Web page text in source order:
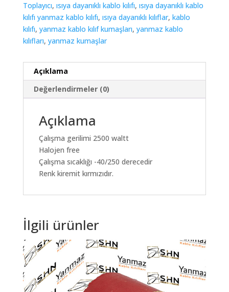
Toplayıcı, ısıya dayanıklı kablo kılıfı, ısıya dayanıklı kablo
kılıfı yanmaz kablo kılıfı, ısıya dayanıklı kılıflar, kablo
kılıfı, yanmaz kablo kılıf kumaşları, yanmaz kablo
kılıfları, yanmaz kumaşlar
Açıklama
Değerlendirmeler (0)
Açıklama
Çalışma gerilimi 2500 waltt
Halojen free
Çalışma sıcaklığı -40/250 derecedir
Renk kiremit kırmızıdır.
İlgili ürünler